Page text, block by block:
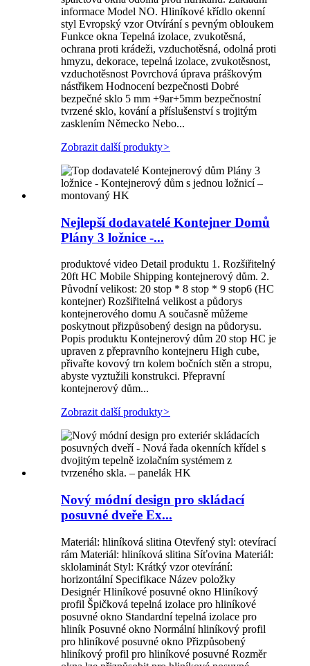
informace Model NO. Hliníkové křídlo okenní
styl Evropský vzor Otvírání s pevným obloukem
Funkce okna Tepelná izolace, zvukotěsná,
ochrana proti krádeži, vzduchotěsná, odolná proti
hmyzu, dekorace, tepelná izolace, zvukotěsnost,
vzduchotěsnost Povrchová úprava práškovým
nástřikem Hodnocení bezpečnosti Dobré
bezpečné sklo 5 mm +9ar+5mm bezpečnostní
tvrzené sklo, kování a příslušenství s trojitým
zasklením Německo Nebo...
Zobrazit další produkty>
Nejlepší dodavatelé Kontejner Domů
Plány 3 ložnice -...
produktové video Detail produktu 1. Rozšiřitelný
20ft HC Mobile Shipping kontejnerový dům. 2.
Původní velikost: 20 stop * 8 stop * 9 stop6 (HC
kontejner) Rozšiřitelná velikost a půdorys
kontejnerového domu A současně můžeme
poskytnout přizpůsobený design na půdorysu.
Popis produktu Kontejnerový dům 20 stop HC je
upraven z přepravního kontejneru High cube,
přivařte kovový trn kolem bočních stěn a stropu,
abyste vyztužili konstrukci. Přepravní
kontejnerový dům...
Zobrazit další produkty>
Nový módní design pro skládací
posuvné dveře Ex...
Materiál: hliníková slitina Otevřený styl: otevírací
rám Materiál: hliníková slitina Síťovina Materiál:
sklolaminát Styl: Krátký vzor otevírání:
horizontální Specifikace Název položky
Designér Hliníkové posuvné okno Hliníkový
profil Špičková tepelná izolace pro hliníkové
posuvné okno Standardní tepelná izolace pro
hliník Posuvné okno Normální hliníkový profil
pro hliníkové posuvné okno Přizpůsobený
hliníkový profil pro hliníkové posuvné Rozměr